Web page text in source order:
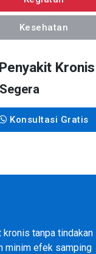
Kesehatan
Konsultasi Gratis
kronis tanpa
minim efek samping